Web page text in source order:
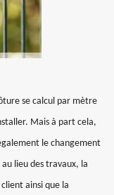
se calcul par mètre
Mais à part cela,
le changement
lieu des travaux, la
ainsi que la